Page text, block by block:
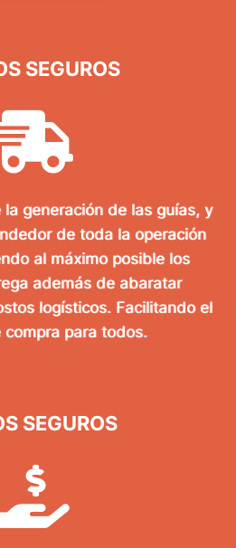
SEGUROS
generación de las guías, y
de toda la operación
al máximo posible los
además de abaratar
logísticos. Facilitando el
compra para todos.
SEGUROS